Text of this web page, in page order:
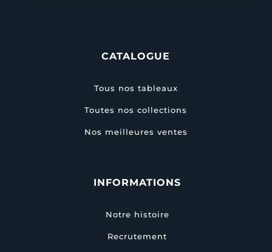
CATALOGUE
Tous nos tableaux
Toutes nos collections
Nos meilleures ventes
INFORMATIONS
Notre histoire
Recrutement